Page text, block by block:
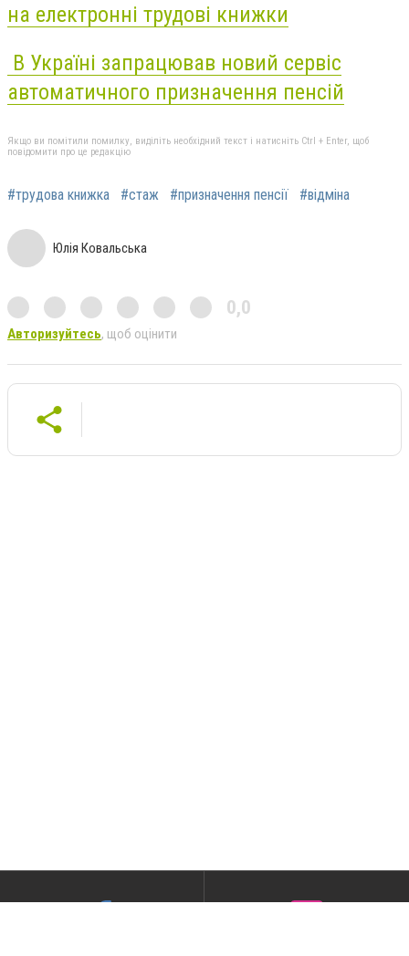
на електронні трудові книжки
В Україні запрацював новий сервіс
автоматичного призначення пенсій
Якщо ви помітили помилку, виділіть необхідний текст і натисніть Ctrl + Enter, щоб
повідомити про це редакцію
#трудова книжка #стаж #призначення пенсії #відміна
Юлія Ковальська
0,0
Авторизуйтесь, щоб оцінити